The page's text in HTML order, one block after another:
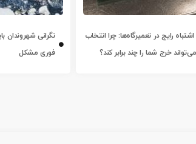
رایج در تعمیرگاه‌ها: چرا انتخاب
خرج شما را چند برابر کند؟
نگرانی شهروندان
فوری مشکل